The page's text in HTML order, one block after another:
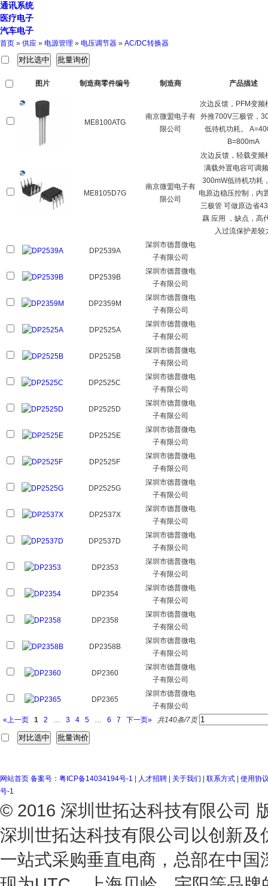
通讯系统
医疗电子
汽车电子
首页 » 供应 » 电源管理 » 电压调节器 » AC/DC转换器
图片 制造商零件编号 制造商 产品描述
ME8100ATG
南京微盟电子有
限公司
次边反馈，PFM变频
外推700V三极管，
低待机功耗。
B=800mA
ME8105D7G
南京微盟电子有
限公司
次边反馈，轻载变频
满载外置电容可调
300mW低待机功耗
电原边稳压控制，内
三极管 可做原边省
藕 应用 ，缺点，高
入过流保护差较
DP2539A
深圳市德普微电
子有限公司
DP2539B
深圳市德普微电
子有限公司
DP2359M
深圳市德普微电
子有限公司
DP2525A
深圳市德普微电
子有限公司
DP2525B
深圳市德普微电
子有限公司
DP2525C
深圳市德普微电
子有限公司
DP2525D
深圳市德普微电
子有限公司
DP2525E
深圳市德普微电
子有限公司
DP2525F
深圳市德普微电
子有限公司
DP2525G
深圳市德普微电
子有限公司
DP2537X
深圳市德普微电
子有限公司
DP2537D
深圳市德普微电
子有限公司
DP2353
深圳市德普微电
子有限公司
DP2354
深圳市德普微电
子有限公司
DP2358
深圳市德普微电
子有限公司
DP2358B
深圳市德普微电
子有限公司
DP2360
深圳市德普微电
子有限公司
DP2365
深圳市德普微电
子有限公司
«上一页
1 2 … 3 4 5 … 6 7 下一页» 共140条/7页
网站首页 备案号：粤ICP备14034194号-1 人才招聘 关于我们 联系方式
使用协
号-1
© 2016 深圳世拓达科技有限公司
深圳世拓达科技有限公司以创新
一站式采购垂直电商，总部在中